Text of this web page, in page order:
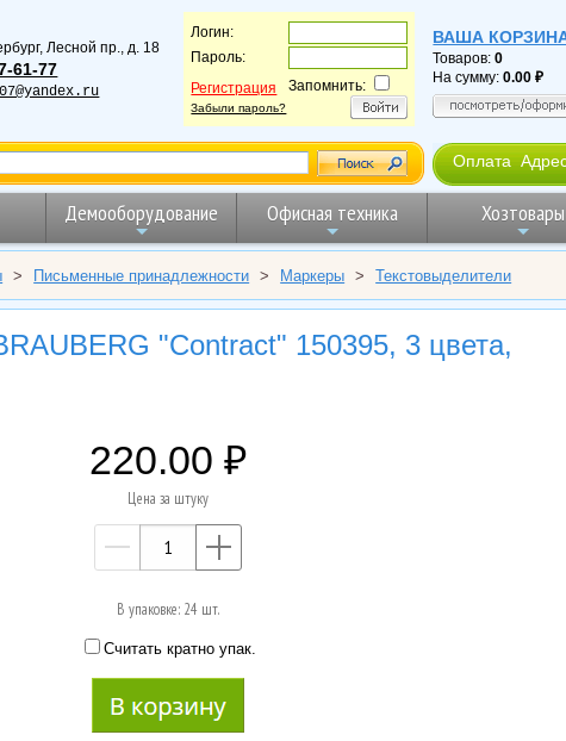
, Лесной пр., д. 18
61-77
Логин:
Пароль:
Регистрация
Забыли пароль?
Запомнить:
ВАША
Товаров:0
На сумму:0.00
Оплата
Демооборудование Офисная техника Хозтовары
> Письменные принадлежности > Маркеры > Текстовыделители
"Contract" 150395, 3 цвета,
220.00
Цена за штуку
—
В упаковке: 24 шт.
Считать кратно упак.